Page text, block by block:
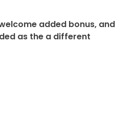
added bonus, and
as the a different